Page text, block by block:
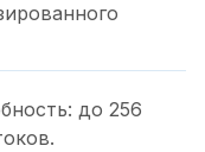
до 256